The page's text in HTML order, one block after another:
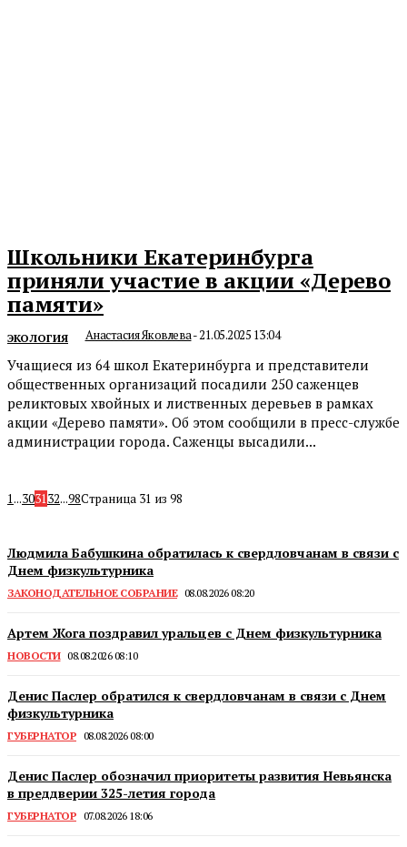
Школьники Екатеринбурга
приняли участие в акции «Дерево
памяти»
ЭКОЛОГИЯ Анастасия Яковлева-21.05.2025 13:04
Учащиеся из 64 школ Екатеринбурга и представители
общественных организаций посадили 250 саженцев
реликтовых хвойных и лиственных деревьев в рамках
акции «Дерево памяти». Об этом сообщили в пресс-службе
администрации города. Саженцы высадили...
1...303132...98Страница 31 из 98
Людмила Бабушкина обратилась к свердловчанам в связи с
Днем физкультурника
ЗАКОНОДАТЕЛЬНОЕ СОБРАНИЕ 08.08.2026 08:20
Артем Жога поздравил уральцев с Днем физкультурника
НОВОСТИ 08.08.2026 08:10
Денис Паслер обратился к свердловчанам в связи с Днем
физкультурника
ГУБЕРНАТОР 08.08.2026 08:00
Денис Паслер обозначил приоритеты развития Невьянска
в преддверии 325-летия города
ГУБЕРНАТОР 07.08.2026 18:06